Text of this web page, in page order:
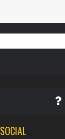
SOCIAL